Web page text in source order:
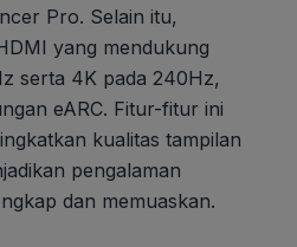
Pro. Selain itu,
yang mendukung
serta 4K pada 240Hz,
eARC. Fitur-fitur ini
kualitas tampilan
pengalaman
dan memuaskan.